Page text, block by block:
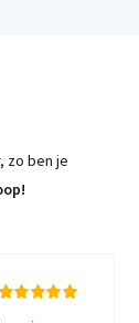
zo ben je